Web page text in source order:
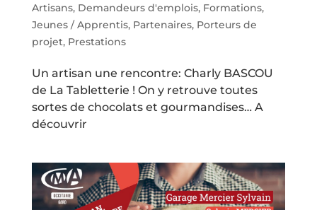
Artisans, Demandeurs d'emplois, Formations,
Jeunes / Apprentis, Partenaires, Porteurs de
projet, Prestations
Un artisan une rencontre: Charly BASCOU
de La Tabletterie ! On y retrouve toutes
sortes de chocolats et gourmandises… A
découvrir